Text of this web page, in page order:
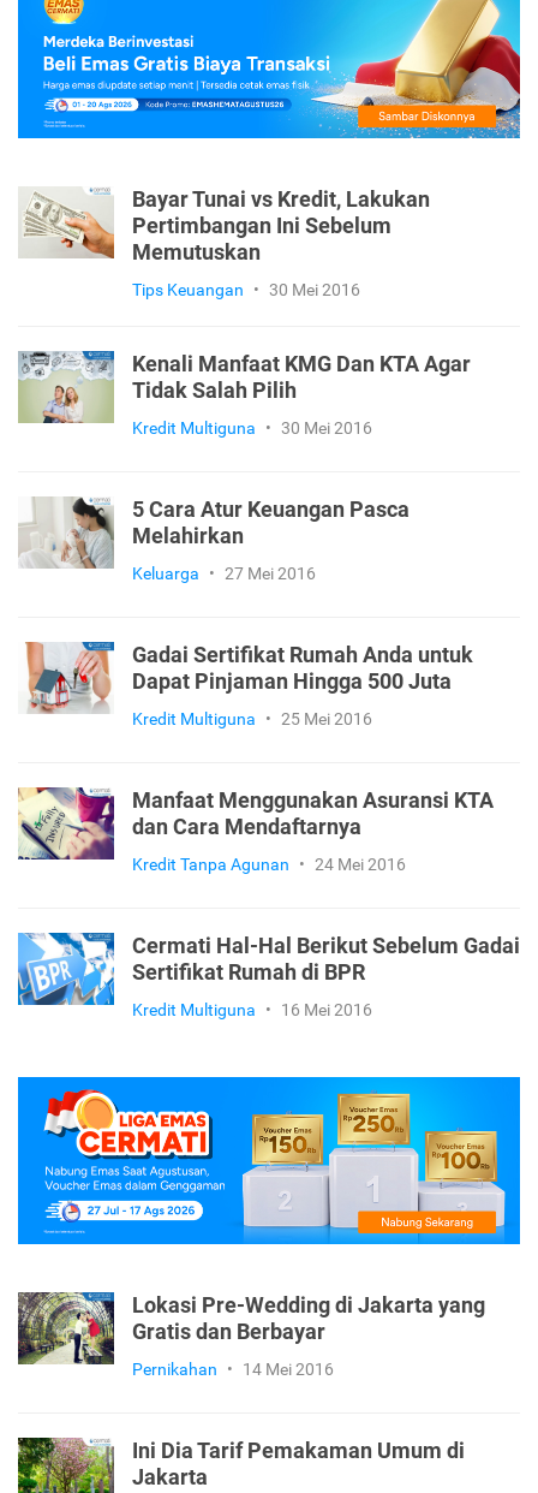
Bayar Tunai vs Kredit, Lakukan
Pertimbangan Ini Sebelum
Memutuskan
Tips Keuangan • 30 Mei 2016
Kenali Manfaat KMG Dan KTA Agar
Tidak Salah Pilih
Kredit Multiguna • 30 Mei 2016
5 Cara Atur Keuangan Pasca
Melahirkan
Keluarga • 27 Mei 2016
Gadai Sertifikat Rumah Anda untuk
Dapat Pinjaman Hingga 500 Juta
Kredit Multiguna • 25 Mei 2016
Manfaat Menggunakan Asuransi KTA
dan Cara Mendaftarnya
Kredit Tanpa Agunan • 24 Mei 2016
Cermati Hal-Hal Berikut Sebelum Gadai
Sertifikat Rumah di BPR
Kredit Multiguna • 16 Mei 2016
Lokasi Pre-Wedding di Jakarta yang
Gratis dan Berbayar
Pernikahan • 14 Mei 2016
Ini Dia Tarif Pemakaman Umum di
Jakarta